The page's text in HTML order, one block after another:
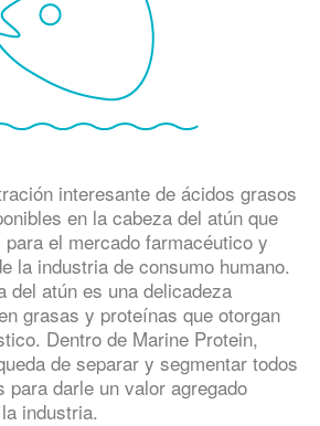
interesante de ácidos grasos
en la cabeza del atún que
el mercado farmacéutico y
la industria de consumo humano.
del atún es una delicadeza
grasas y proteínas que otorgan
Dentro de Marine Protein,
de separar y segmentar todos
para darle un valor agregado
industria.